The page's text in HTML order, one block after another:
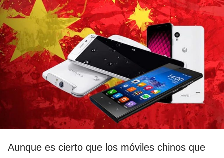
Aunque es cierto que los móviles chinos que